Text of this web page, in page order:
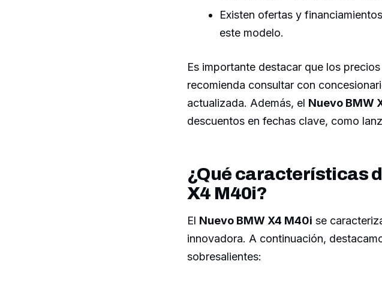
Existen ofertas y
este modelo.
Es importante destacar que los
recomienda consultar con
actualizada. Además, el Nuevo BMW
descuentos en fechas clave, como
¿Qué características
X4 M40i?
El Nuevo BMW X4 M40i se
innovadora. A continuación,
sobresalientes: